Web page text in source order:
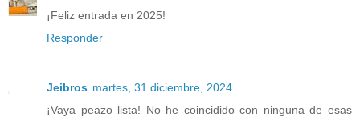
¡Feliz entrada en 2025!
Responder
Jeibros martes, 31 diciembre, 2024
¡Vaya peazo lista! No he coincidido con ninguna de esas